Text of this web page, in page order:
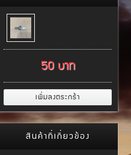
50 บาท
สินค้าที่เกี่ยวข้อง
Steering Arms ( ชุดขาอาร์ม )
20 บาท